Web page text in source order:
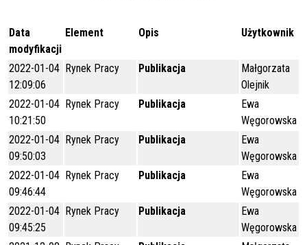
Data
modyfikacji
Element Opis Użytkownik
2022-01-04
12:09:06
Rynek Pracy Publikacja
Małgorzata
Olejnik
2022-01-04
10:21:50
Rynek Pracy Publikacja
Ewa
Węgorowska
2022-01-04
09:50:03
Rynek Pracy Publikacja
Ewa
Węgorowska
2022-01-04
09:46:44
Rynek Pracy Publikacja
Ewa
Węgorowska
2022-01-04
09:45:25
Rynek Pracy Publikacja
Ewa
Węgorowska